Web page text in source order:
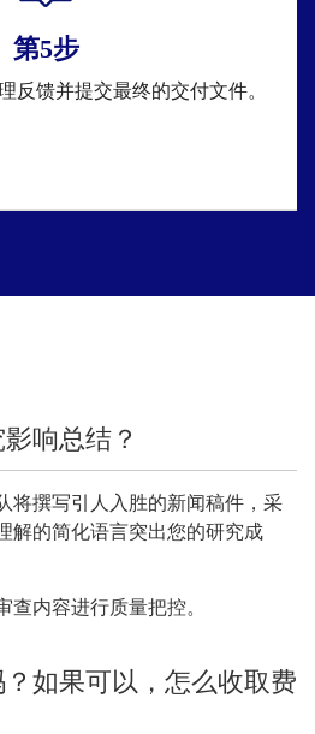
第5步
反馈并提交最终的交付文件。
响总结？
将撰写引人入胜的新闻稿件，采
解的简化语言突出您的研究成
查内容进行质量把控。
如果可以，怎么收取费